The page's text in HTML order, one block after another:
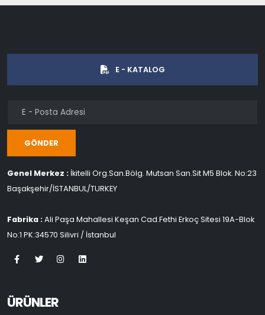
E - KATALOG
GÖNDER
Genel Merkez : İkitelli Org.San.Bölg. Mutsan San.Sit M5 Blok. No:23
Başakşehir/İSTANBUL/TURKEY
Fabrika : Ali Paşa Mahallesi Keşan Cad.Fethi Erkoç Sitesi 19A-Blok
No:1 PK:34570 Silivri / İstanbul
ÜRÜNLER